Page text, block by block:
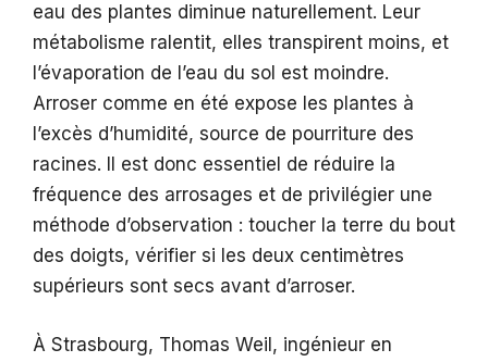
eau des plantes diminue naturellement. Leur
métabolisme ralentit, elles transpirent moins, et
l’évaporation de l’eau du sol est moindre.
Arroser comme en été expose les plantes à
l’excès d’humidité, source de pourriture des
racines. Il est donc essentiel de réduire la
fréquence des arrosages et de privilégier une
méthode d’observation : toucher la terre du bout
des doigts, vérifier si les deux centimètres
supérieurs sont secs avant d’arroser.
À Strasbourg, Thomas Weil, ingénieur en